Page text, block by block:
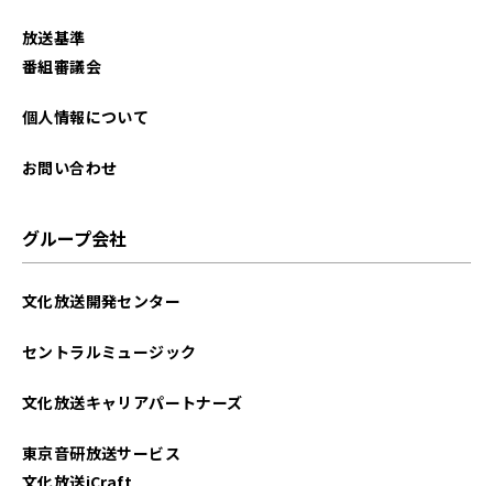
放送基準
番組審議会
個人情報について
お問い合わせ
グループ会社
文化放送開発センター
セントラルミュージック
文化放送キャリアパートナーズ
東京音研放送サービス
文化放送iCraft